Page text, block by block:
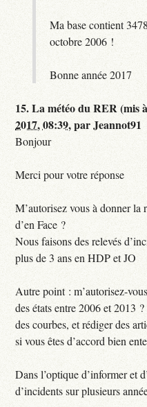
Ma base contient
octobre 2006 !
Bonne année 2017
15.La météo du RER (mis
2017, 08:39,parJeannot91
Bonjour
Merci pour votre réponse
M’autorisez vous à donner
d’en Face ?
Nous faisons des relevés
plus de 3 ans en HDP et JO
Autre point : m’autorisez-
des états entre 2006 et 2013
des courbes, et rédiger des
si vous êtes d’accord bien
Dans l’optique d’informer et
d’incidents sur plusieurs